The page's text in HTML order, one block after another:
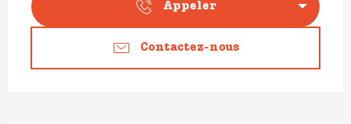
Appeler
Contactez-nous